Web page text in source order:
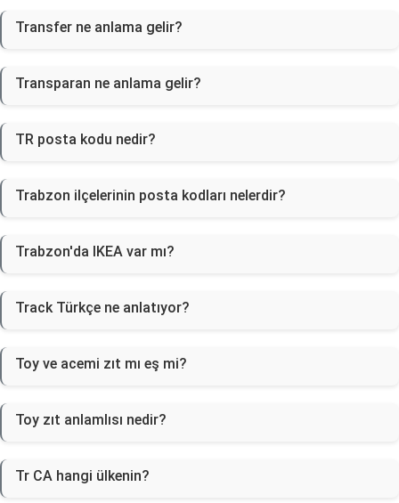
Transfer ne anlama gelir?
Transparan ne anlama gelir?
TR posta kodu nedir?
Trabzon ilçelerinin posta kodları nelerdir?
Trabzon'da IKEA var mı?
Track Türkçe ne anlatıyor?
Toy ve acemi zıt mı eş mi?
Toy zıt anlamlısı nedir?
Tr CA hangi ülkenin?